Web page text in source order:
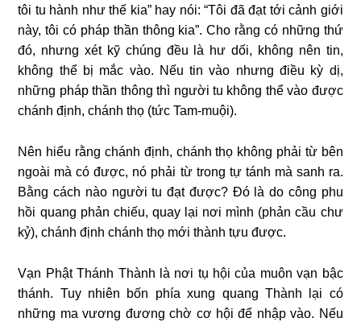
tôi tu hành như thế kia” hay nói: “Tôi đã đạt tới cảnh giới
này, tôi có pháp thần thông kia”. Cho rằng có những thứ
đó, nhưng xét kỹ chúng đều là hư dối, không nên tin,
không thể bị mắc vào. Nếu tin vào nhưng điều kỳ dị,
những pháp thần thông thì người tu không thể vào được
chánh định, chánh thọ (tức Tam-muội).
Nên hiểu rằng chánh định, chánh thọ không phải từ bên
ngoài mà có được, nó phải từ trong tự tánh mà sanh ra.
Bằng cách nào người tu đạt được? Ðó là do công phu
hồi quang phản chiếu, quay lại nơi mình (phản cầu chư
kỷ), chánh định chánh thọ mới thành tựu được.
Vạn Phật Thánh Thành là nơi tụ hội của muôn vạn bậc
thánh. Tuy nhiên bốn phía xung quang Thành lại có
những ma vương đương chờ cơ hội để nhập vào. Nếu